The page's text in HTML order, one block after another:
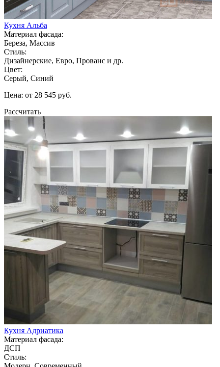
Кухня Альба
Материал фасада:
Береза, Массив
Стиль:
Дизайнерские, Евро, Прованс и др.
Цвет:
Серый, Синий
Цена: от 28 545 руб.
Рассчитать
Кухня Адриатика
Материал фасада:
ДСП
Стиль: